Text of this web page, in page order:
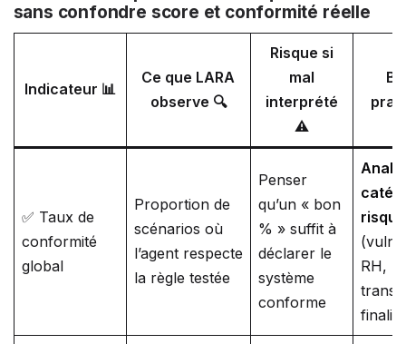
sans confondre score et conformité réelle
Indicateur 📊
Ce que LARA
observe 🔍
Risque si
mal
interprété
⚠️
✅ Taux de
conformité
global
Proportion de
scénarios où
l’agent respecte
la règle testée
Penser
qu’un « bon
% » suffit à
déclarer le
système
conforme
risque
RH,